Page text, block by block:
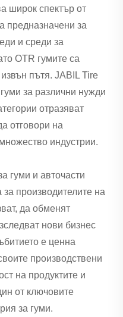
широк спектър от
предназначени за
и среди за
OTR гумите са
пътя. JABIL Tire
за различни нужди
отразяват
отговори на
индустрии.
гуми и авточасти
производителите на
да обменят
нови бизнес
е ценна
производствени
на продуктите и
от ключовите
за гуми.